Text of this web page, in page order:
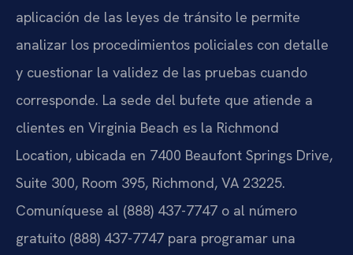
aplicación de las leyes de tránsito le permite
analizar los procedimientos policiales con detalle
y cuestionar la validez de las pruebas cuando
corresponde. La sede del bufete que atiende a
clientes en Virginia Beach es la Richmond
Location, ubicada en 7400 Beaufont Springs Drive,
Suite 300, Room 395, Richmond, VA 23225.
Comuníquese al (888) 437-7747 o al número
gratuito (888) 437-7747 para programar una